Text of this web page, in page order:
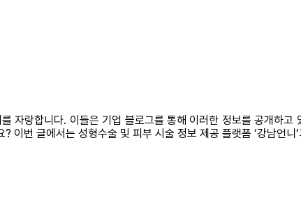
자랑합니다. 이들은 기업 블로그를 통해 이러한 정보를 공개하
이번 글에서는 성형수술 및 피부 시술 정보 제공 플랫폼 ‘강남언